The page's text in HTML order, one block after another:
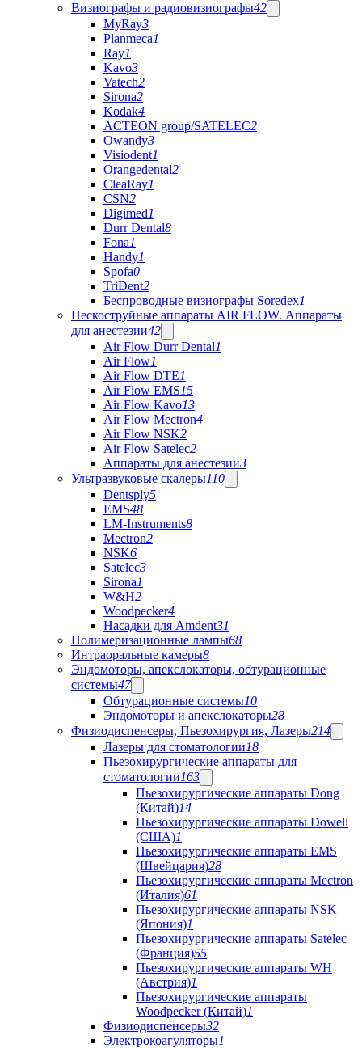
Визиографы и радиовизиографы42
MyRay3
Planmeca1
Ray1
Kavo3
Vatech2
Sirona2
Kodak4
ACTEON group/SATELEC2
Owandy3
Visiodent1
Orangedental2
CleaRay1
CSN2
Digimed1
Durr Dental8
Fona1
Handy1
Spofa0
TriDent2
Беспроводные визиографы Soredex1
Пескоструйные аппараты AIR FLOW. Аппараты
для анестезии42
Air Flow Durr Dental1
Air Flow1
Air Flow DTE1
Air Flow EMS15
Air Flow Kavo13
Air Flow Mectron4
Air Flow NSK2
Air Flow Satelec2
Аппараты для анестезии3
Ультразвуковые скалеры110
Dentsply5
EMS48
LM-Instruments8
Mectron2
NSK6
Satelec3
Sirona1
W&H2
Woodpecker4
Насадки для Amdent31
Полимеризационные лампы68
Интраоральные камеры8
Эндомоторы, апекслокаторы, обтурационные
системы47
Обтурационные системы10
Эндомоторы и апекслокаторы28
Физиодиспенсеры, Пьезохирургия, Лазеры214
Лазеры для стоматологии18
Пьезохирургические аппараты для
стоматологии163
Пьезохирургические аппараты Dong
(Китай)14
Пьезохирургические аппараты Dowell
(США)1
Пьезохирургические аппараты EMS
(Швейцария)28
Пьезохирургические аппараты Mectron
(Италия)61
Пьезохирургические аппараты NSK
(Япония)1
Пьезохирургические аппараты Satelec
(Франция)55
Пьезохирургические аппараты WH
(Австрия)1
Пьезохирургические аппараты
Woodpecker (Китай)1
Физиодиспенсеры32
Электрокоагуляторы1